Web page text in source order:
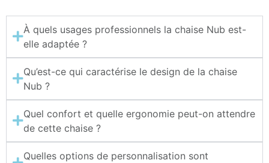
À quels usages professionnels la chaise Nub est-
elle adaptée ?
Qu’est-ce qui caractérise le design de la chaise
Nub ?
Quel confort et quelle ergonomie peut-on attendre
de cette chaise ?
Quelles options de personnalisation sont